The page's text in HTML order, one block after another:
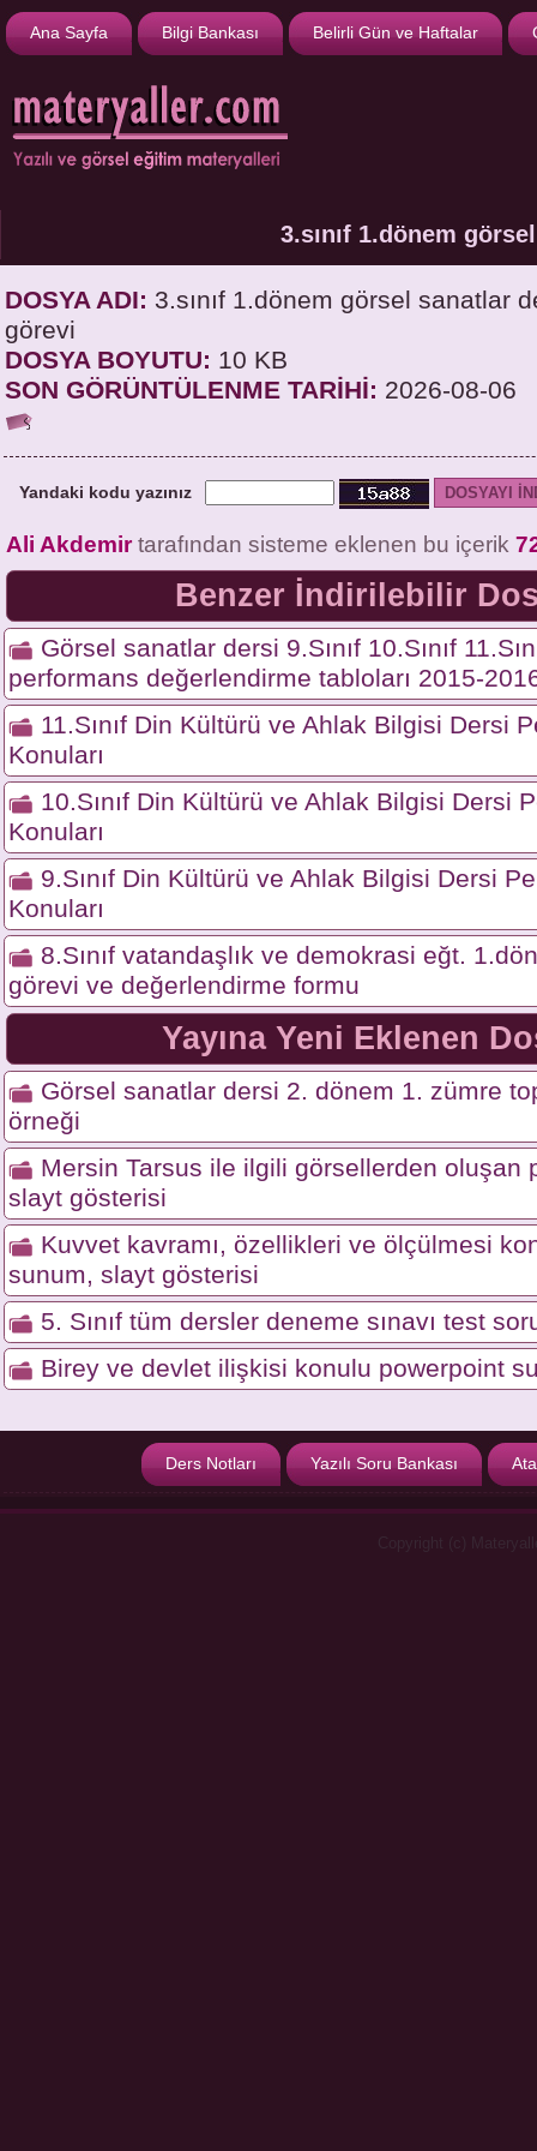
Ana Sayfa Bilgi Bankası Belirli Gün ve Haftalar
3.sınıf 1.dönem
DOSYA ADI: 3.sınıf 1.dönem görsel sanatlar
görevi
DOSYA BOYUTU: 10 KB
SON GÖRÜNTÜLENME TARİHİ: 2026-08-06
Yandaki kodu yazınız
Ali Akdemirtarafından sisteme eklenen bu içerik
Benzer İndirilebilir
Görsel sanatlar dersi 9.Sınıf 10.Sınıf
performans değerlendirme tabloları 2015-
11.Sınıf Din Kültürü ve Ahlak Bilgisi Dersi
Konuları
10.Sınıf Din Kültürü ve Ahlak Bilgisi Dersi
Konuları
9.Sınıf Din Kültürü ve Ahlak Bilgisi Dersi
Konuları
8.Sınıf vatandaşlık ve demokrasi eğt.
görevi ve değerlendirme formu
Yayına Yeni Eklenen
Görsel sanatlar dersi 2. dönem 1. zümre
örneği
Mersin Tarsus ile ilgili görsellerden oluşan
slayt gösterisi
Kuvvet kavramı, özellikleri ve ölçülmesi
sunum, slayt gösterisi
5. Sınıf tüm dersler deneme sınavı test
Birey ve devlet ilişkisi konulu powerpoint
Ders Notları Yazılı Soru Bankası